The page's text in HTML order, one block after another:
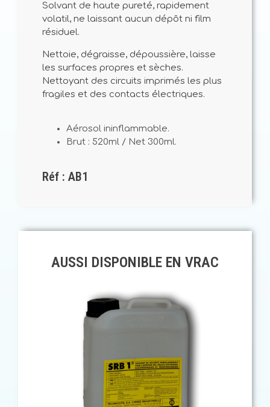
Solvant de haute pureté, rapidement
volatil, ne laissant aucun dépôt ni film
résiduel.
Nettoie, dégraisse, dépoussière, laisse
les surfaces propres et sèches.
Nettoyant des circuits imprimés les plus
fragiles et des contacts électriques.
Aérosol ininflammable.
Brut : 520ml / Net 300ml.
Réf : AB1
AUSSI DISPONIBLE EN VRAC​